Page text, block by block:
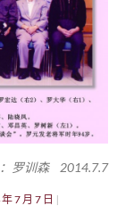
罗训森 2014.7.7
7 月 7 日